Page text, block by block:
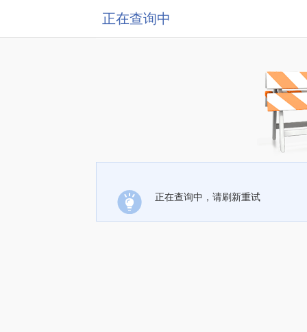
正在查询中
正在查询中，请刷新重试